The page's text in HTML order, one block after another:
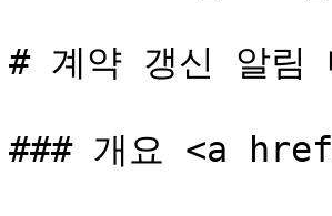
# 계약 갱신 알림
### 개요 <a